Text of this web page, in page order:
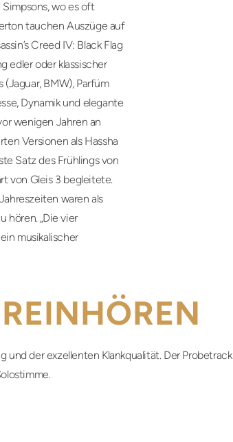
wo es oft
tauchen Auszüge auf
Creed IV: Black Flag
edler oder klassischer
BMW), Parfüm
Dynamik und elegante
wenigen Jahren an
Versionen als Hassha
Satz des Frühlings von
von Gleis 3 begleitete.
waren als
hören. „Die vier
musikalischer
REINHÖREN
der exzellenten Klankqualität. Der Probetrack